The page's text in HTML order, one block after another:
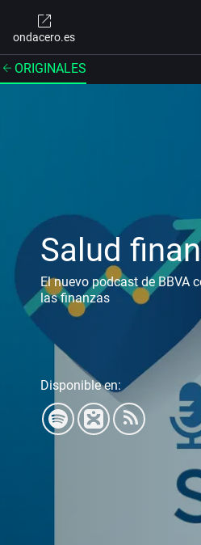
ondacero.es
ORIGINALES
Salud
El nuevo podcast de BBVA
las finanzas
Disponible en: